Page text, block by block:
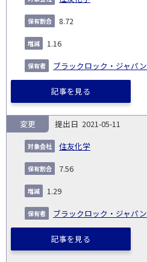
8.72
1.16
ブラックロック・ジャパン
記事を見る
2021-05-11
住友化学
変更
7.56
1.29
ブラックロック・ジャパン
記事を見る